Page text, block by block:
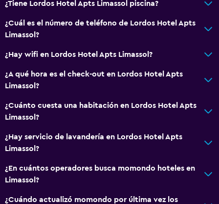
¿Tiene Lordos Hotel Apts Limassol piscina?
¿Cuál es el número de teléfono de Lordos Hotel Apts
Limassol?
¿Hay wifi en Lordos Hotel Apts Limassol?
¿A qué hora es el check-out en Lordos Hotel Apts
Limassol?
¿Cuánto cuesta una habitación en Lordos Hotel Apts
Limassol?
¿Hay servicio de lavandería en Lordos Hotel Apts
Limassol?
¿En cuántos operadores busca momondo hoteles en
Limassol?
¿Cuándo actualizó momondo por última vez los